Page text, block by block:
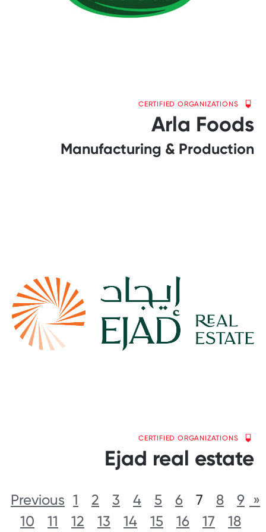
CERTIFIED ORGANIZATIONS
Arla Foods
Manufacturing & Production
CERTIFIED ORGANIZATIONS
Ejad real estate
« Previous
1 2 3 4 5 6 7 8
9
10
11 12 13 14 15 16 17
18